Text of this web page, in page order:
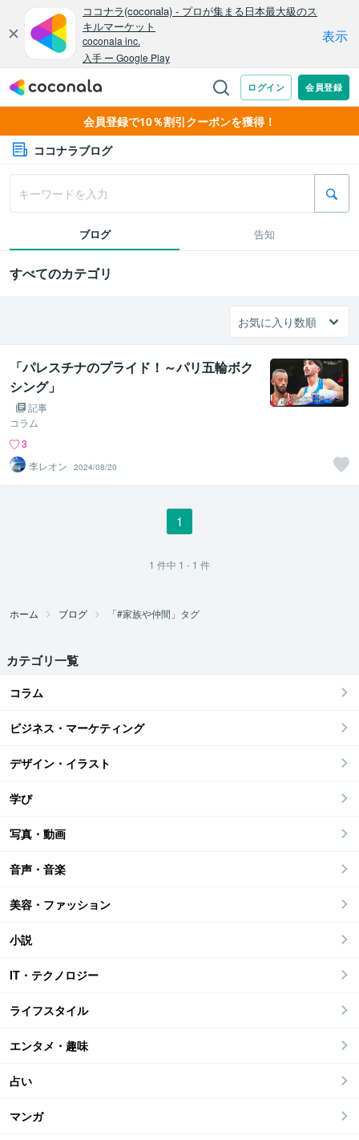
会員登録で10％割引クーポンを獲得！
ココナラブログ
ブログ 告知
すべてのカテゴリ
「パレスチナのプライド！～パリ五輪ボク
シング」
記事
コラム
3
李レオン
2024/08/20
1
1 件中 1 - 1 件
ホーム ブログ 「#家族や仲間」タグ
カテゴリ一覧
コラム
ビジネス・マーケティング
デザイン・イラスト
学び
写真・動画
音声・音楽
美容・ファッション
小説
IT・テクノロジー
ライフスタイル
エンタメ・趣味
占い
マンガ